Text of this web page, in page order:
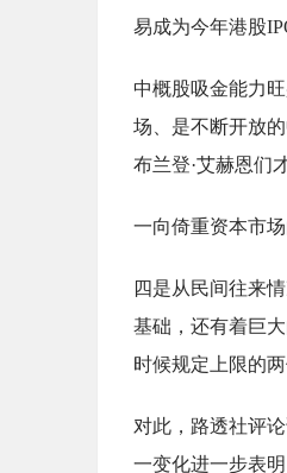
易成为今年港股
中概股吸金能力
场、是不断开放
布兰登·艾赫恩们
一向倚重资本市
四是从民间往来
基础，还有着巨
时候规定上限的两
对此，路透社评
一变化进一步表